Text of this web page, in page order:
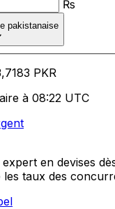
₨
pakistanaise
PKR
à 08:22 UTC
en devises
taux des